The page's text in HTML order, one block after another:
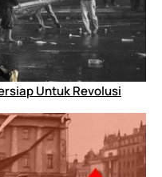
Untuk Revolusi